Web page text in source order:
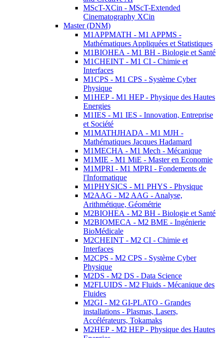
MScT-XCin - MScT-Extended
Cinematography XCin
Master (DNM)
M1APPMATH - M1 APPMS -
Mathématiques Appliquées et Statistiques
M1BIOHEA - M1 BH - Biologie et Santé
M1CHEINT - M1 CI - Chimie et
Interfaces
M1CPS - M1 CPS - Système Cyber
Physique
M1HEP - M1 HEP - Physique des Hautes
Energies
M1IES - M1 IES - Innovation, Entreprise
et Société
M1MATHJHADA - M1 MJH -
Mathématiques Jacques Hadamard
M1MECHA - M1 Mech - Mécanique
M1MIE - M1 MiE - Master en Economie
M1MPRI - M1 MPRI - Fondements de
l'Informatique
M1PHYSICS - M1 PHYS - Physique
M2AAG - M2 AAG - Analyse,
Arithmétique, Géométrie
M2BIOHEA - M2 BH - Biologie et Santé
M2BIOMECA - M2 BME - Ingénierie
BioMédicale
M2CHEINT - M2 CI - Chimie et
Interfaces
M2CPS - M2 CPS - Système Cyber
Physique
M2DS - M2 DS - Data Science
M2FLUIDS - M2 Fluids - Mécanique des
Fluides
M2GI - M2 GI-PLATO - Grandes
installations - Plasmas, Lasers,
Accélérateurs, Tokamaks
M2HEP - M2 HEP - Physique des Hautes